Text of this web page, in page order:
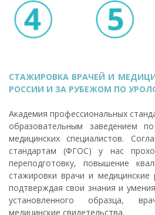
СТАЖИРОВКА ВРАЧЕЙ И
РОССИИ И ЗА РУБЕЖОМ ПО
Академия профессиональных
образовательным заведением
медицинских специалистов.
стандартам (ФГОС) у нас
переподготовку, повышение
стажировки врачи и медицинские
подтверждая свои знания и
установленного образца,
медицинские свидетельства.